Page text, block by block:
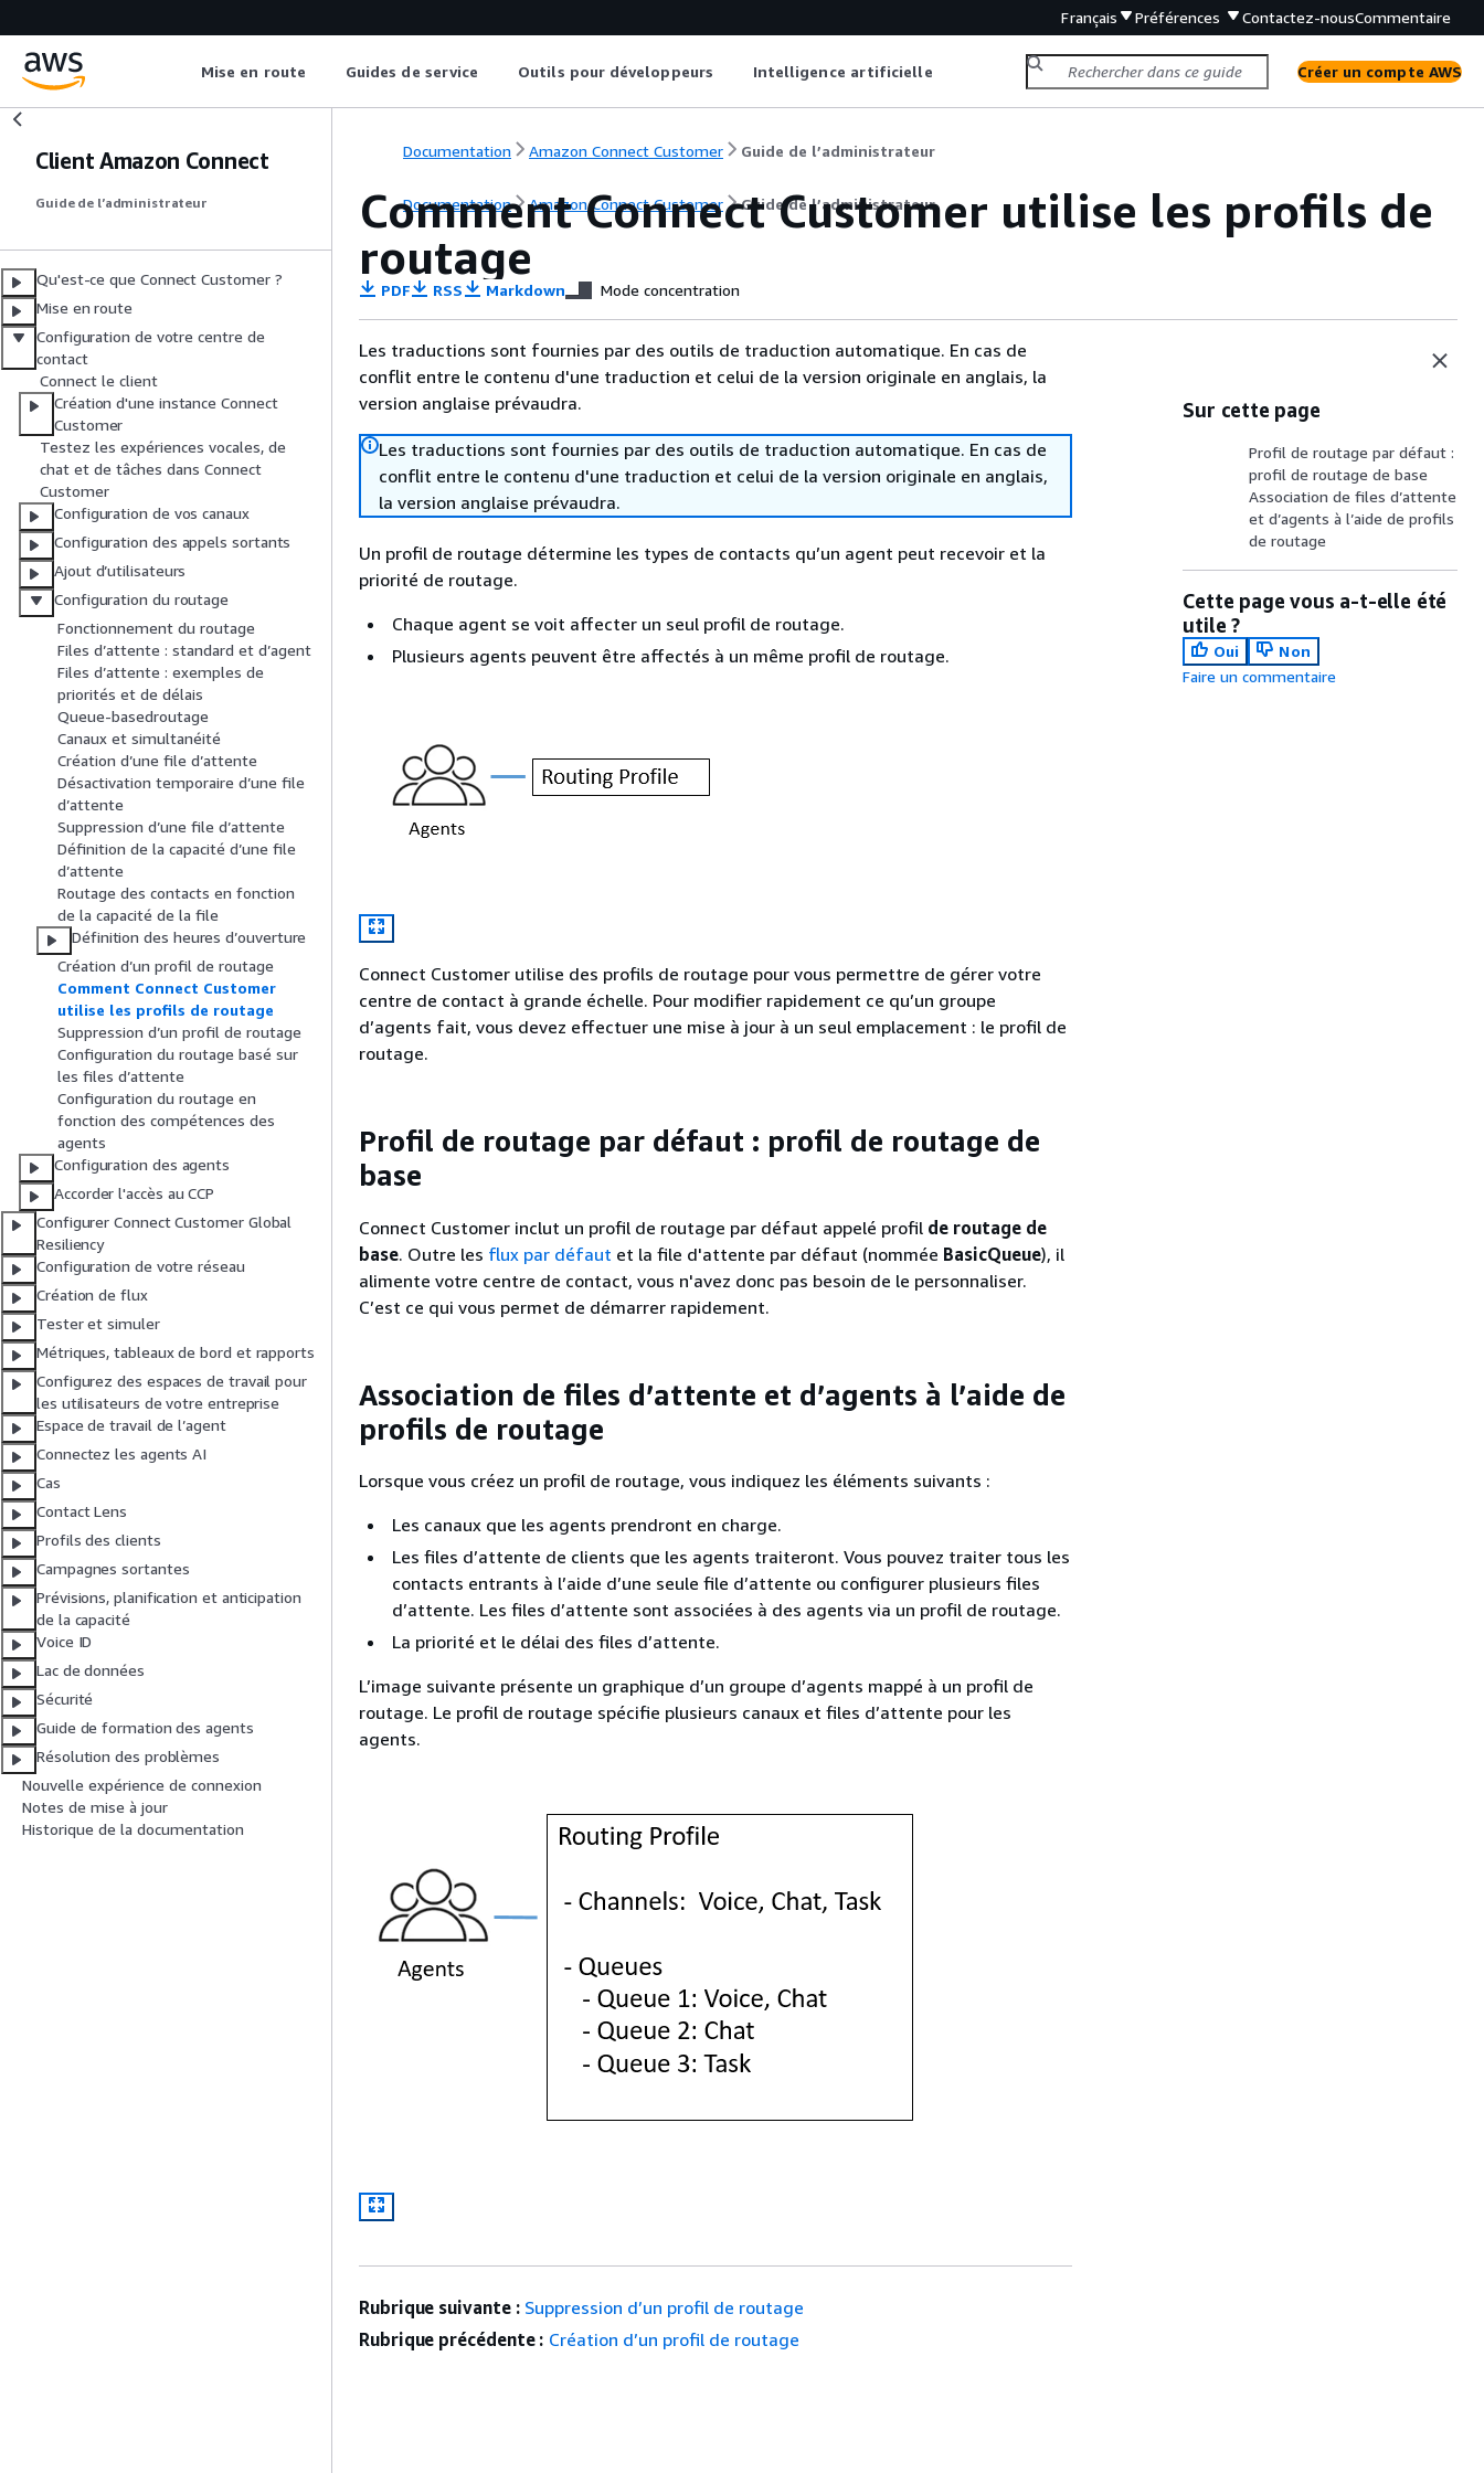
Français Préférences Contactez-nousCommentaire
Mise en route Guides de service Outils pour développeurs Intelligence artificielle Créer un compte AWS
Client Amazon Connect
Guide de l’administrateur
Qu'est-ce que Connect Customer ?
Mise en route
Configuration de votre centre de
contact
Connect le client
Création d'une instance Connect
Customer
Testez les expériences vocales, de
chat et de tâches dans Connect
Customer
Configuration de vos canaux
Configuration des appels sortants
Ajout d’utilisateurs
Configuration du routage
Fonctionnement du routage
Files d’attente : standard et d’agent
Files d’attente : exemples de
priorités et de délais
Queue-basedroutage
Canaux et simultanéité
Création d’une file d’attente
Désactivation temporaire d’une file
d’attente
Suppression d’une file d’attente
Définition de la capacité d’une file
d’attente
Routage des contacts en fonction
de la capacité de la file
Définition des heures d’ouverture
Création d’un profil de routage
Comment Connect Customer
utilise les profils de routage
Suppression d’un profil de routage
Configuration du routage basé sur
les files d’attente
Configuration du routage en
fonction des compétences des
agents
Configuration des agents
Accorder l'accès au CCP
Configurer Connect Customer Global
Resiliency
Configuration de votre réseau
Création de flux
Tester et simuler
Métriques, tableaux de bord et rapports
Configurez des espaces de travail pour
les utilisateurs de votre entreprise
Espace de travail de l’agent
Connectez les agents AI
Cas
Contact Lens
Profils des clients
Campagnes sortantes
Prévisions, planification et anticipation
de la capacité
Voice ID
Lac de données
Sécurité
Guide de formation des agents
Résolution des problèmes
Nouvelle expérience de connexion
Notes de mise à jour
Historique de la documentation
Documentation Amazon Connect Customer Guide de l’administrateur
Documentation Amazon Connect Customer Guide de l’administrateur
Comment Connect Customer utilise les profils de
routage
PDF RSS Markdown Mode concentration
Les traductions sont fournies par des outils de traduction automatique. En cas de
conflit entre le contenu d'une traduction et celui de la version originale en anglais, la
version anglaise prévaudra.
Les traductions sont fournies par des outils de traduction automatique. En cas de
conflit entre le contenu d'une traduction et celui de la version originale en anglais,
la version anglaise prévaudra.
Un profil de routage détermine les types de contacts qu’un agent peut recevoir et la
priorité de routage.
Chaque agent se voit affecter un seul profil de routage.
Plusieurs agents peuvent être affectés à un même profil de routage.
Connect Customer utilise des profils de routage pour vous permettre de gérer votre
centre de contact à grande échelle. Pour modifier rapidement ce qu’un groupe
d’agents fait, vous devez effectuer une mise à jour à un seul emplacement : le profil de
routage.
Profil de routage par défaut : profil de routage de
base
Connect Customer inclut un profil de routage par défaut appelé profil de routage de
base. Outre les flux par défaut et la file d'attente par défaut (nommée BasicQueue), il
alimente votre centre de contact, vous n'avez donc pas besoin de le personnaliser.
C’est ce qui vous permet de démarrer rapidement.
Association de files d’attente et d’agents à l’aide de
profils de routage
Lorsque vous créez un profil de routage, vous indiquez les éléments suivants :
Les canaux que les agents prendront en charge.
Les files d’attente de clients que les agents traiteront. Vous pouvez traiter tous les
contacts entrants à l’aide d’une seule file d’attente ou configurer plusieurs files
d’attente. Les files d’attente sont associées à des agents via un profil de routage.
La priorité et le délai des files d’attente.
L’image suivante présente un graphique d’un groupe d’agents mappé à un profil de
routage. Le profil de routage spécifie plusieurs canaux et files d’attente pour les
agents.
Sur cette page
Profil de routage par défaut :
profil de routage de base
Association de files d’attente
et d’agents à l’aide de profils
de routage
Cette page vous a-t-elle été
utile ?
Oui
Non
Faire un commentaire
Rubrique suivante : Suppression d’un profil de routage
Rubrique précédente : Création d’un profil de routage